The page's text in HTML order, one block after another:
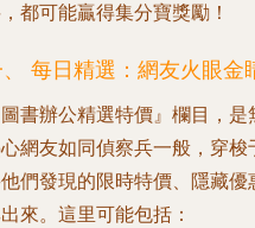
都可能贏得集分寶獎勵！
每日精選：網友火眼金
書辦公精選特價』欄目，是
網友如同偵察兵一般，穿
們發現的限時特價、隱藏
來。這里可能包括：